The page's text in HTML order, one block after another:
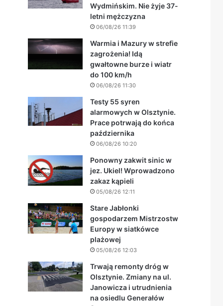
Wydmińskim. Nie żyje 37-
letni mężczyzna
06/08/26 11:39
Warmia i Mazury w strefie
zagrożenia! Idą
gwałtowne burze i wiatr
do 100 km/h
06/08/26 11:30
Testy 55 syren
alarmowych w Olsztynie.
Prace potrwają do końca
października
06/08/26 10:20
Ponowny zakwit sinic w
jez. Ukiel! Wprowadzono
zakaz kąpieli
05/08/26 12:11
Stare Jabłonki
gospodarzem Mistrzostw
Europy w siatkówce
plażowej
05/08/26 12:03
Trwają remonty dróg w
Olsztynie. Zmiany na ul.
Janowicza i utrudnienia
na osiedlu Generałów